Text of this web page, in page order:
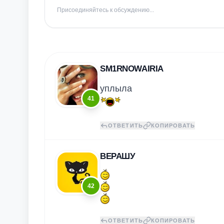
Присоединяйтесь к обсуждению...
41
SM1RNOWAIRIA
уплыла
ОТВЕТИТЬ КОПИРОВАТЬ
42
ВЕРАШУ
ОТВЕТИТЬ КОПИРОВАТЬ